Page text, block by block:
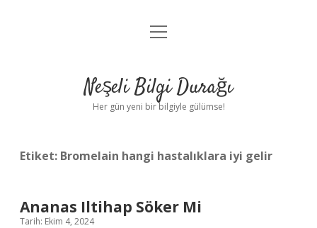
Anasayfa
Yasal Uyarı
menüyü
Neşeli Bilgi Durağı
Her gün yeni bir bilgiyle gülümse!
Etiket: Bromelain hangi hastalıklara iyi gelir
Ananas Iltihap Söker Mi
Tarih: Ekim 4, 2024